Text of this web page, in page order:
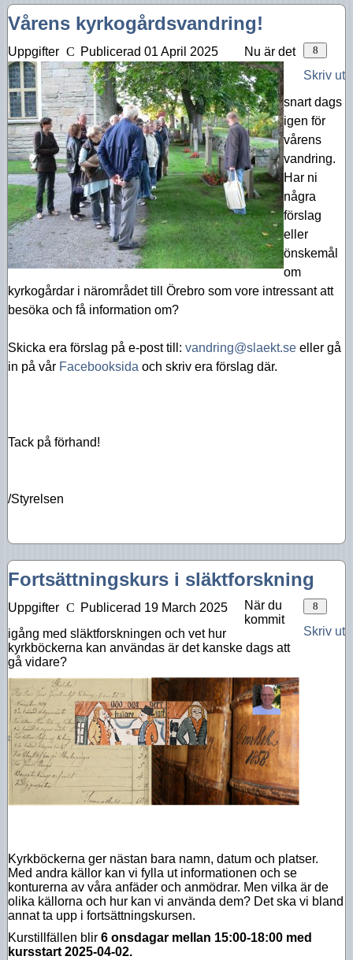
Vårens kyrkogårdsvandring!
Skriv ut
Uppgifter Publicerad 01 April 2025 Nu är det
snart dags
igen för
vårens
vandring.
Har ni
några
förslag
eller
önskemål
om
kyrkogårdar i närområdet till Örebro som vore intressant att
besöka och få information om?
Skicka era förslag på e-post till: vandring@slaekt.se eller gå
in på vår Facebooksida och skriv era förslag där.
Tack på förhand!
/Styrelsen
Fortsättningskurs i släktforskning
Skriv ut
Uppgifter Publicerad 19 March 2025
När du
kommit
igång med släktforskningen och vet hur
kyrkböckerna kan användas är det kanske dags att
gå vidare?
Kyrkböckerna ger nästan bara namn, datum och platser.
Med andra källor kan vi fylla ut informationen och se
konturerna av våra anfäder och anmödrar. Men vilka är de
olika källorna och hur kan vi använda dem? Det ska vi bland
annat ta upp i fortsättningskursen.
Kurstillfällen blir 6 onsdagar mellan 15:00-18:00 med
kursstart 2025-04-02.